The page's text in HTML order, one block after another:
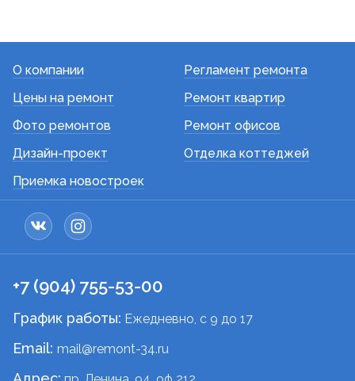
О компании
Цены на ремонт
Фото ремонтов
Дизайн-проект
Приемка новостроек
Регламент ремонта
Ремонт квартир
Ремонт офисов
Отделка коттеджей
+7 (904) 755-53-00
График работы: Ежедневно, c 9 до 17
Email: mail@remont-34.ru